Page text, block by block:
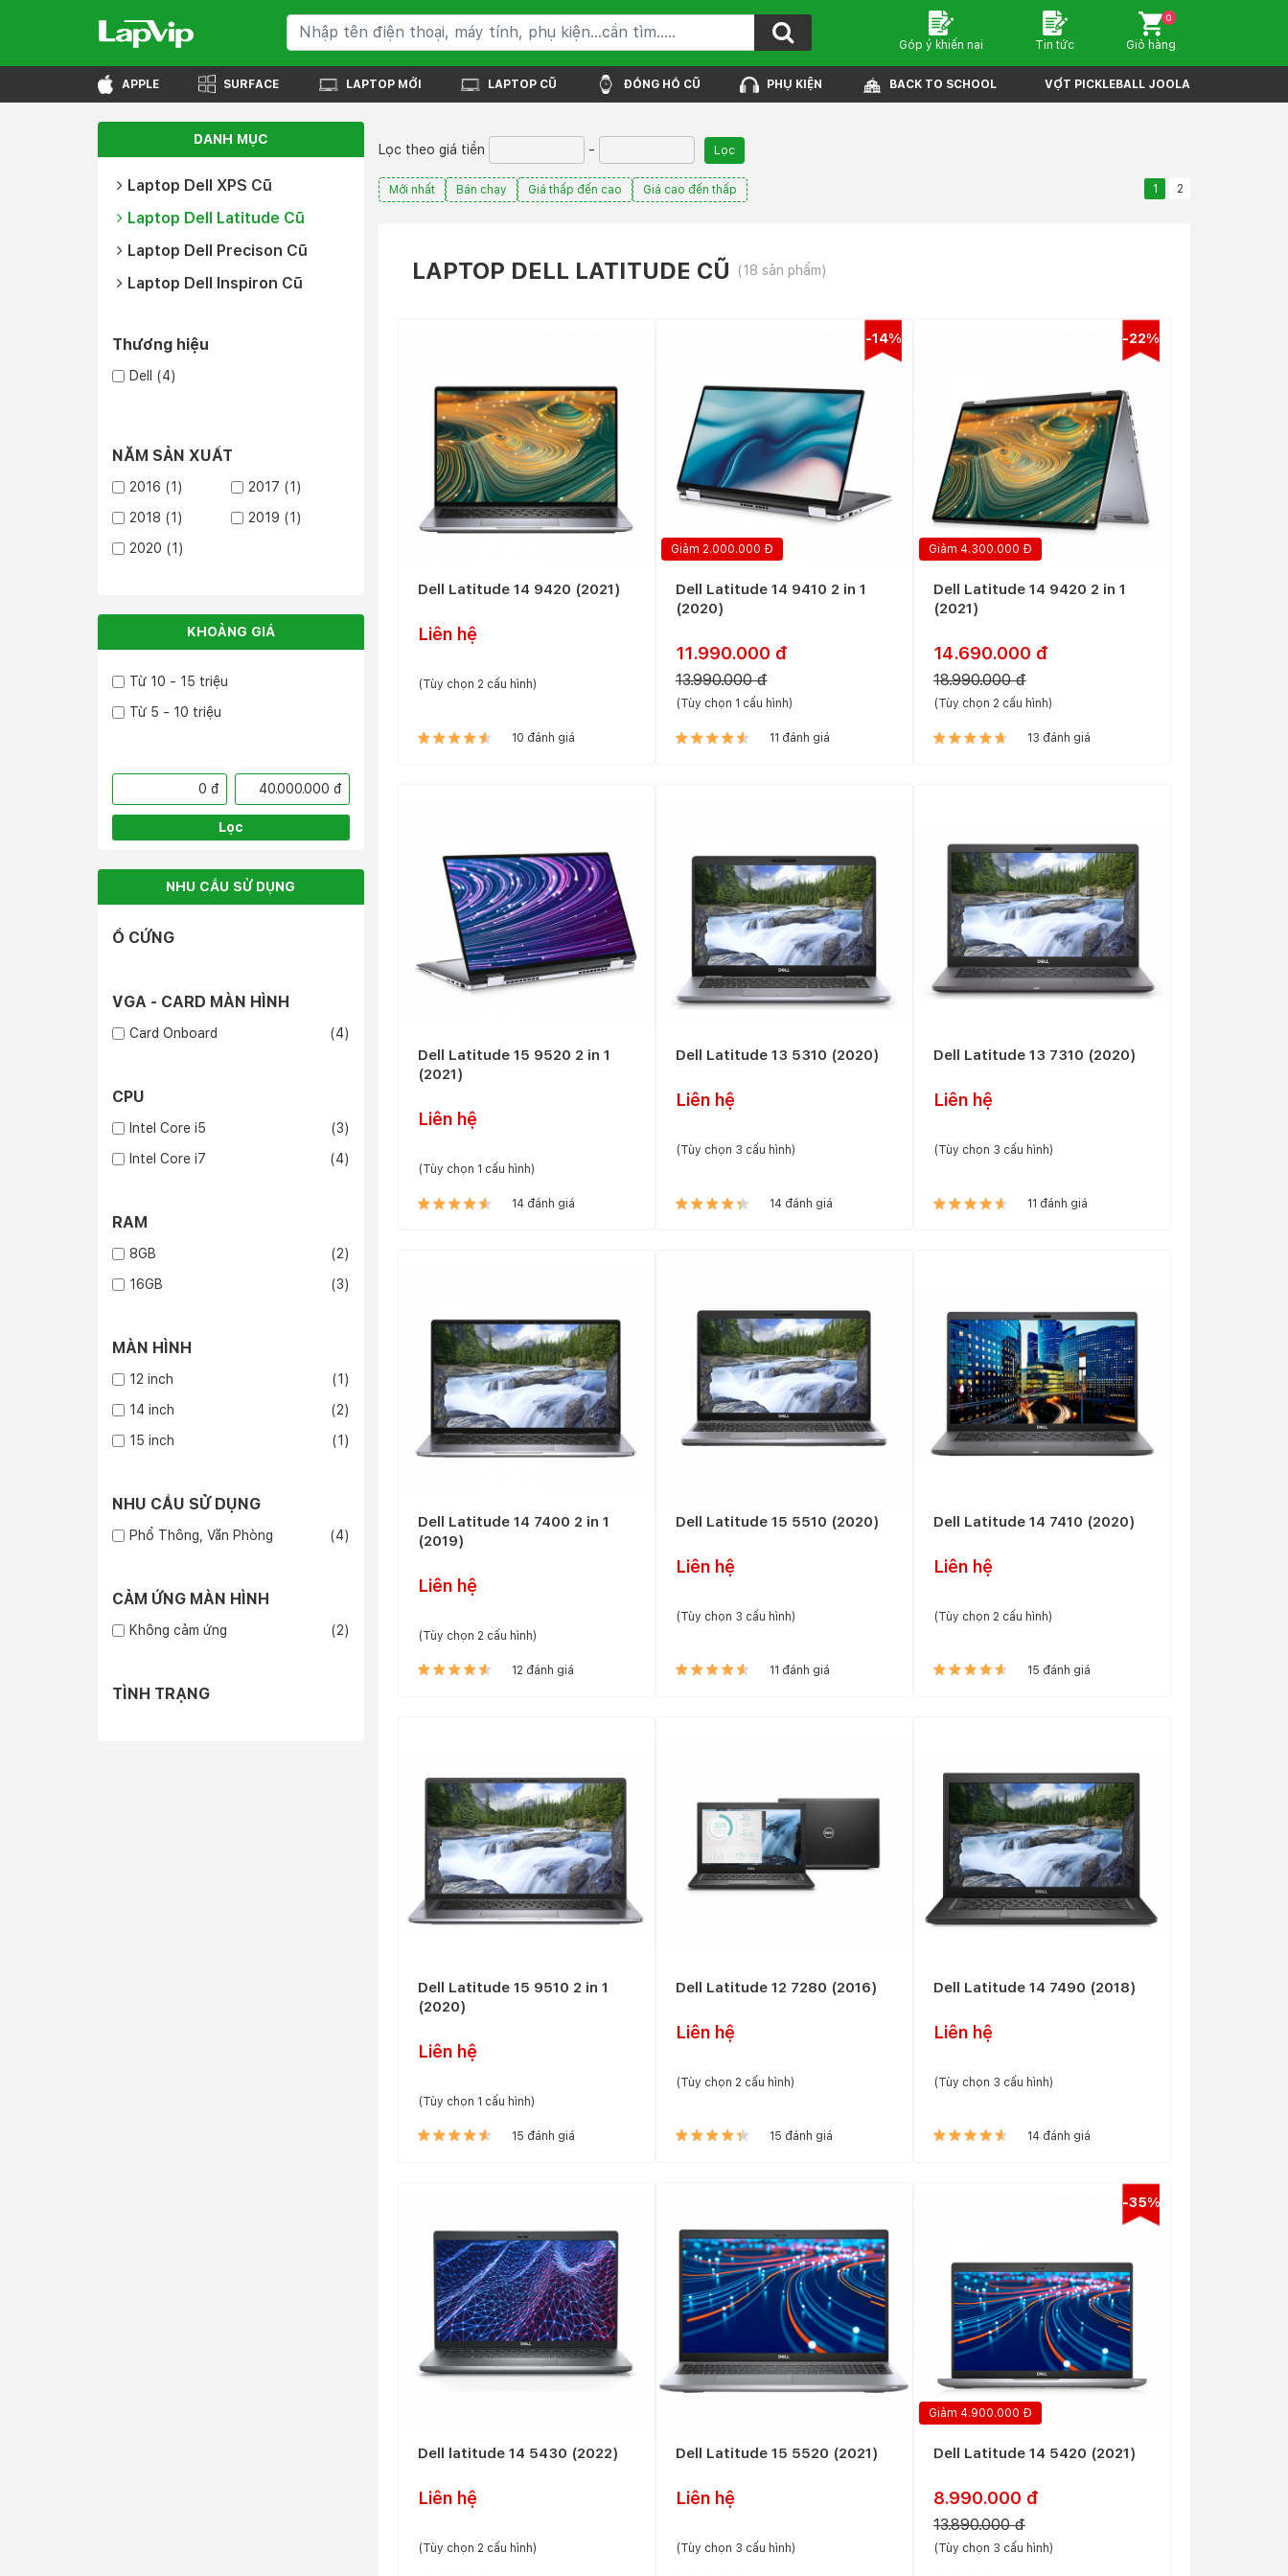
Góp ý khiến nại Tin tức Giỏ hàng
0
APPLE SURFACE LAPTOP MỚI LAPTOP CŨ ĐỒNG HỒ CŨ PHỤ KIỆN BACK TO SCHOOL VỢT PICKLEBALL JOOLA
DANH MỤC
Laptop Dell XPS Cũ
Laptop Dell Latitude Cũ
Laptop Dell Precison Cũ
Laptop Dell Inspiron Cũ
Thương hiệu
Dell (4)
NĂM SẢN XUẤT
2016 (1) 2017 (1)
2018 (1) 2019 (1)
2020 (1)
KHOẢNG GIÁ
Từ 10 - 15 triệu
Từ 5 - 10 triệu
0 đ 40.000.000 đ
Lọc
NHU CẦU SỬ DỤNG
Ổ CỨNG
VGA - CARD MÀN HÌNH
Card Onboard (4)
CPU
Intel Core i5
(3)
Intel Core i7
(4)
RAM
8GB
(2)
16GB
(3)
MÀN HÌNH
12 inch
(1)
14 inch
(2)
15 inch
(1)
NHU CẦU SỬ DỤNG
Phổ Thông, Văn Phòng (4)
CẢM ỨNG MÀN HÌNH
Không cảm ứng (2)
TÌNH TRẠNG
Lọc theo giá tiền - Lọc
Mới nhất Bán chạy Giá thấp đến cao Giá cao đến thấp 1 2
LAPTOP DELL LATITUDE CŨ (18 sản phẩm)
Dell Latitude 14 9420 (2021)
Liên hệ
(Tùy chọn 2 cấu hình)
10 đánh giá
Giảm 2.000.000 Đ
-14%
Dell Latitude 14 9410 2 in 1
(2020)
11.990.000 đ
13.990.000 đ
(Tùy chọn 1 cấu hình)
11 đánh giá
Giảm 4.300.000 Đ
-22%
Dell Latitude 14 9420 2 in 1
(2021)
14.690.000 đ
18.990.000 đ
(Tùy chọn 2 cấu hình)
13 đánh giá
Dell Latitude 15 9520 2 in 1
(2021)
Liên hệ
(Tùy chọn 1 cấu hình)
14 đánh giá
Dell Latitude 13 5310 (2020)
Liên hệ
(Tùy chọn 3 cấu hình)
14 đánh giá
Dell Latitude 13 7310 (2020)
Liên hệ
(Tùy chọn 3 cấu hình)
11 đánh giá
Dell Latitude 14 7400 2 in 1
(2019)
Liên hệ
(Tùy chọn 2 cấu hình)
12 đánh giá
Dell Latitude 15 5510 (2020)
Liên hệ
(Tùy chọn 3 cấu hình)
11 đánh giá
Dell Latitude 14 7410 (2020)
Liên hệ
(Tùy chọn 2 cấu hình)
15 đánh giá
Dell Latitude 15 9510 2 in 1
(2020)
Liên hệ
(Tùy chọn 1 cấu hình)
15 đánh giá
Dell Latitude 12 7280 (2016)
Liên hệ
(Tùy chọn 2 cấu hình)
15 đánh giá
Dell Latitude 14 7490 (2018)
Liên hệ
(Tùy chọn 3 cấu hình)
14 đánh giá
Dell latitude 14 5430 (2022)
Liên hệ
(Tùy chọn 2 cấu hình)
Dell Latitude 15 5520 (2021)
Liên hệ
(Tùy chọn 3 cấu hình)
Giảm 4.900.000 Đ
-35%
Dell Latitude 14 5420 (2021)
8.990.000 đ
13.890.000 đ
(Tùy chọn 3 cấu hình)